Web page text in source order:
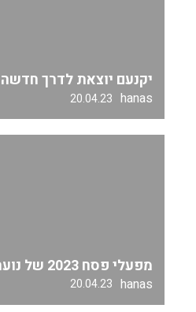
יקנעם יוצאת לדרך חדשה
hanas
20.04.23
מפעלי פסח 2023 של נוער עמק יזרעאל
hanas
20.04.23